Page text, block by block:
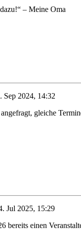
– Meine Oma
Sep 2024, 14:32
gleiche
Jul 2025, 15:29
bereits einen